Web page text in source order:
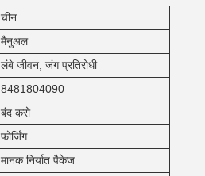
चीन
मैनुअल
लंबे जीवन, जंग प्रतिरोधी
8481804090
बंद करो
फोर्जिंग
मानक निर्यात पैकेज